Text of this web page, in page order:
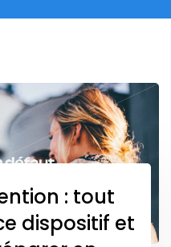
: tout
dispositif et